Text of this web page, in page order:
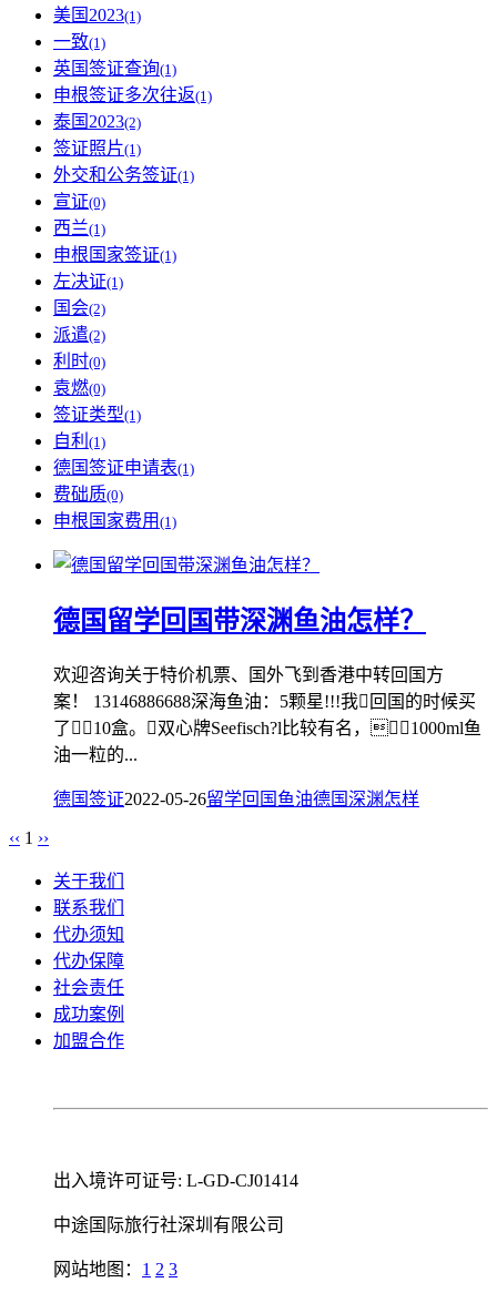
美国2023(1)
一致(1)
英国签证查询(1)
申根签证多次往返(1)
泰国2023(2)
签证照片(1)
外交和公务签证(1)
宣证(0)
西兰(1)
申根国家签证(1)
左决证(1)
国会(2)
派遣(2)
利时(0)
袁燃(0)
签证类型(1)
自利 (1)
德国签证申请表(1)
费础质(0)
申根国家费用 (1)
德国留学回国带深渊鱼油怎样？
欢迎咨询关于特价机票、国外飞到香港中转回国方
案！ 13146886688深海鱼油：5颗星!!!我回国的时候买
了10盒。双心牌Seefisch?l比较有名，1000ml鱼
油一粒的...
德国签证2022-05-26留学回国 鱼油德国深渊怎样
‹‹ 1 ››
关于我们
联系我们
代办须知
代办保障
社会责任
成功案例
加盟合作
出入境许可证号: L-GD-CJ01414
中途国际旅行社深圳有限公司
网站地图： 1 2 3